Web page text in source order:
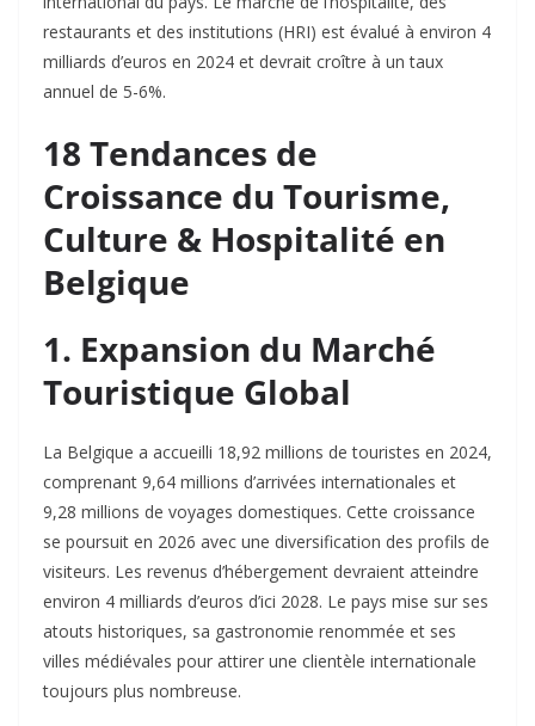
restaurants et des institutions (HRI) est évalué à environ 4
milliards d’euros en 2024 et devrait croître à un taux
annuel de 5-6%.​
18 Tendances de
Croissance du Tourisme,
Culture & Hospitalité en
Belgique
1. Expansion du Marché
Touristique Global
La Belgique a accueilli 18,92 millions de touristes en 2024,
comprenant 9,64 millions d’arrivées internationales et
9,28 millions de voyages domestiques. Cette croissance
se poursuit en 2026 avec une diversification des profils de
visiteurs. Les revenus d’hébergement devraient atteindre
environ 4 milliards d’euros d’ici 2028. Le pays mise sur ses
atouts historiques, sa gastronomie renommée et ses
villes médiévales pour attirer une clientèle internationale
toujours plus nombreuse.​